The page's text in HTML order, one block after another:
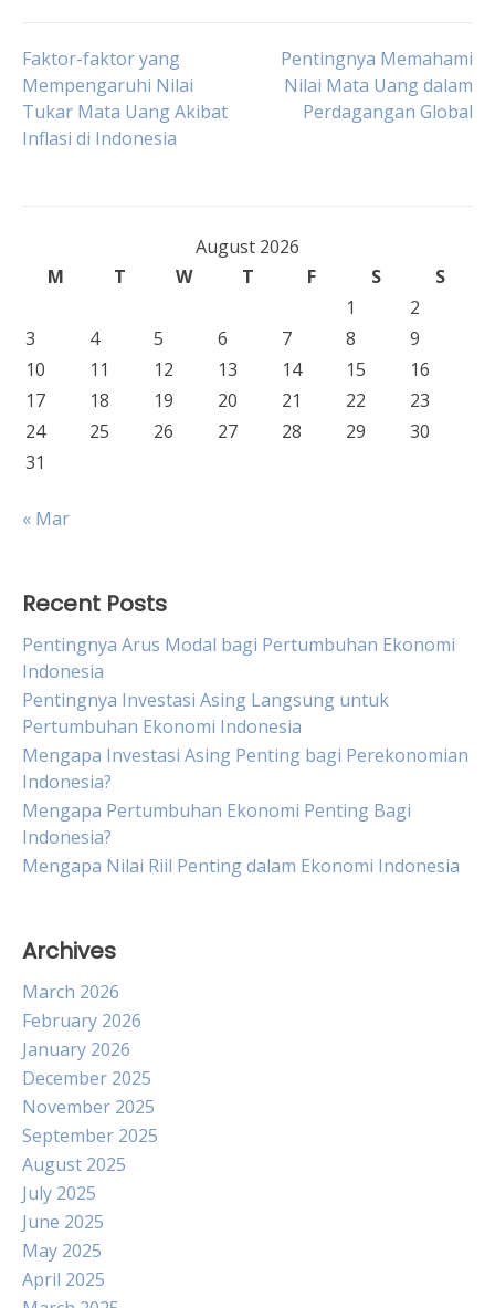
Post
navigation
Faktor-faktor yang
Mempengaruhi Nilai
Tukar Mata Uang Akibat
Inflasi di Indonesia
Pentingnya Memahami
Nilai Mata Uang dalam
Perdagangan Global
August 2026
M
T W T F S
S
1
2
3
4 5 6 7 8
9
10
11 12 13 14 15
16
17
18 19 20 21 22
23
24
25 26 27 28 29
30
31
« Mar
Recent Posts
Pentingnya Arus Modal bagi Pertumbuhan Ekonomi
Indonesia
Pentingnya Investasi Asing Langsung untuk
Pertumbuhan Ekonomi Indonesia
Mengapa Investasi Asing Penting bagi Perekonomian
Indonesia?
Mengapa Pertumbuhan Ekonomi Penting Bagi
Indonesia?
Mengapa Nilai Riil Penting dalam Ekonomi Indonesia
Archives
March 2026
February 2026
January 2026
December 2025
November 2025
September 2025
August 2025
July 2025
June 2025
May 2025
April 2025